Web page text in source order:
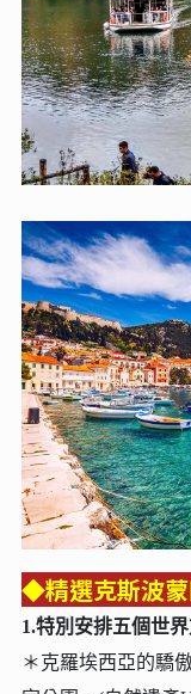
◆精選克斯波蒙
1.特別安排五個世界
＊克羅埃西亞的驕